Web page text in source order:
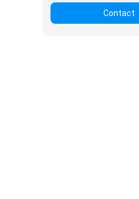
Contact